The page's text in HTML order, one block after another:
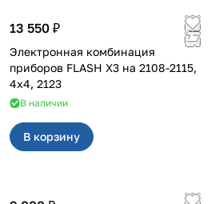
13 550 ₽
Электронная комбинация
приборов FLASH X3 на 2108-2115,
4х4, 2123
В наличии
В корзину